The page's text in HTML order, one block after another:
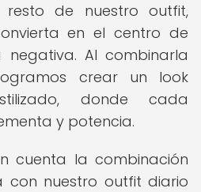
de nuestro outfit,
en el centro de
Al combinarla
crear un look
donde cada
y potencia.
cuenta la combinación
con nuestro outfit diario